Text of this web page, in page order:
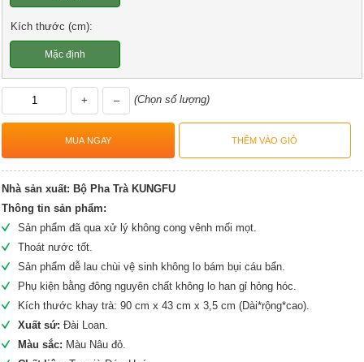
Kích thước (cm):
Mặc định
+ – (Chọn số lượng)
Nhà sản xuất: Bộ Pha Trà KUNGFU
Thông tin sản phẩm:
Sản phẩm đã qua xử lý không cong vênh mối mọt.
Thoát nước tốt.
Sản phẩm dễ lau chùi vệ sinh không lo bám bụi cáu bẩn.
Phụ kiện bằng đông nguyên chất không lo han gỉ hỏng hóc.
Kích thước khay trà: 90 cm x 43 cm x 3,5 cm (Dài*rộng*cao).
Xuất sứ: Đài Loan.
Màu sắc: Màu Nâu đỏ.